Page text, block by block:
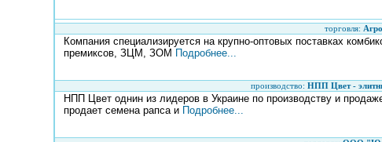
торговля:
Компания специализируется на крупно-оптовых поставках
премиксов, ЗЦМ, ЗОМ Подробнее...
производство: НПП Цвет -
НПП Цвет однин из лидеров в Украине по производству и
продает семена рапса иПодробнее...